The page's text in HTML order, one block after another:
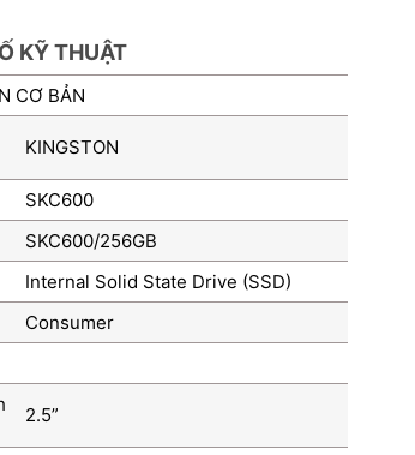
KỸ THUẬT
CƠ BẢN
KINGSTON
SKC600
SKC600/256GB
Internal Solid State Drive (SSD)
Consumer
2.5”